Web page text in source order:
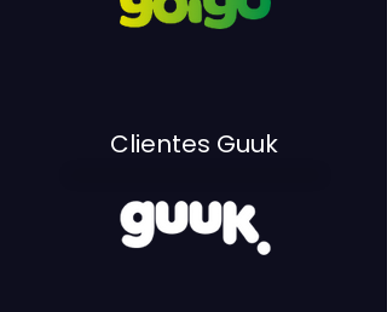
Clientes Guuk